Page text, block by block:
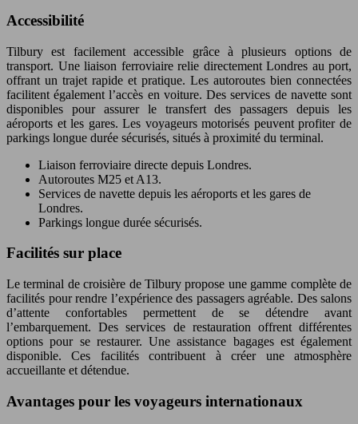
Accessibilité
Tilbury est facilement accessible grâce à plusieurs options de
transport. Une liaison ferroviaire relie directement Londres au port,
offrant un trajet rapide et pratique. Les autoroutes bien connectées
facilitent également l’accès en voiture. Des services de navette sont
disponibles pour assurer le transfert des passagers depuis les
aéroports et les gares. Les voyageurs motorisés peuvent profiter de
parkings longue durée sécurisés, situés à proximité du terminal.
Liaison ferroviaire directe depuis Londres.
Autoroutes M25 et A13.
Services de navette depuis les aéroports et les gares de
Londres.
Parkings longue durée sécurisés.
Facilités sur place
Le terminal de croisière de Tilbury propose une gamme complète de
facilités pour rendre l’expérience des passagers agréable. Des salons
d’attente confortables permettent de se détendre avant
l’embarquement. Des services de restauration offrent différentes
options pour se restaurer. Une assistance bagages est également
disponible. Ces facilités contribuent à créer une atmosphère
accueillante et détendue.
Avantages pour les voyageurs internationaux